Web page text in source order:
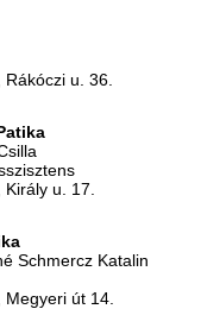
u. 36.
u. 17.
Schmercz Katalin
út 14.